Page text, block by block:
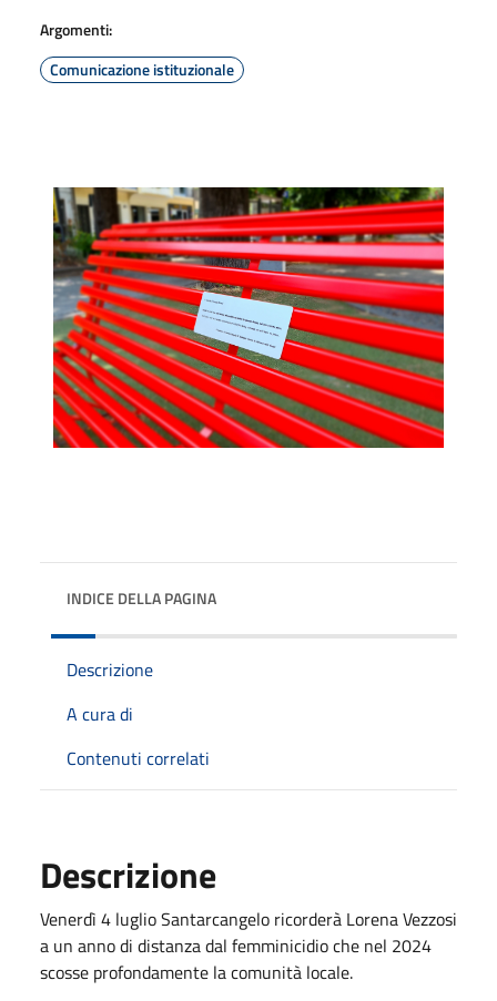
Argomenti:
Comunicazione istituzionale
INDICE DELLA PAGINA
Descrizione
A cura di
Contenuti correlati
Descrizione
Venerdì 4 luglio Santarcangelo ricorderà Lorena Vezzosi
a un anno di distanza dal femminicidio che nel 2024
scosse profondamente la comunità locale.